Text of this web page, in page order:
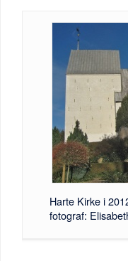
Harte Kirke i
fotograf: